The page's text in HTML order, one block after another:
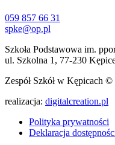
059 857 66 31
spke@op.pl
Szkoła Podstawowa im.
ul. Szkolna 1, 77-230
Zespół Szkół w Kępicach ©
realizacja: digitalcreation.pl
Polityka prywatności
Deklaracja